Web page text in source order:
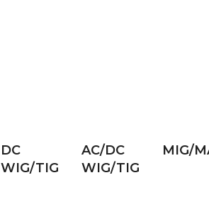
DC
WIG/TIG
AC/DC
WIG/TIG
MIG/